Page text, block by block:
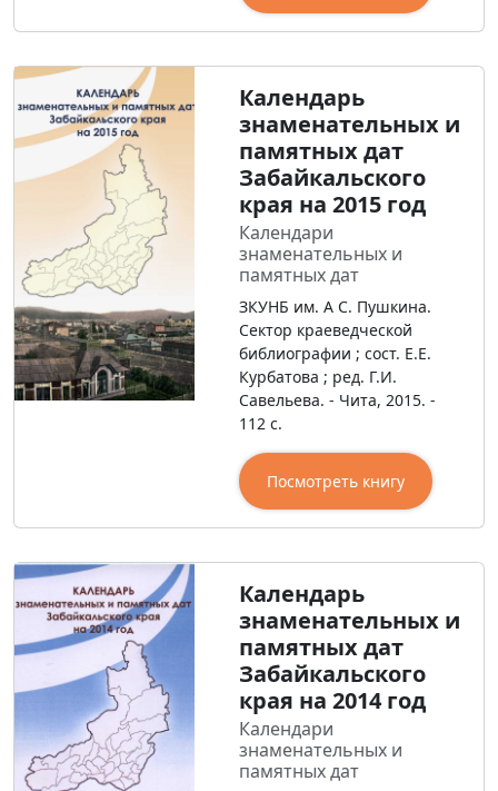
Календарь
знаменательных и
памятных дат
Забайкальского
края на 2015 год
Календари
знаменательных и
памятных дат
ЗКУНБ им. А С. Пушкина.
Сектор краеведческой
библиографии ; сост. Е.Е.
Курбатова ; ред. Г.И.
Савельева. - Чита, 2015. -
112 с.
Посмотреть книгу
Календарь
знаменательных и
памятных дат
Забайкальского
края на 2014 год
Календари
знаменательных и
памятных дат